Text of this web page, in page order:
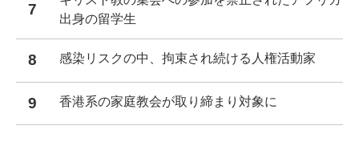
7
出身の留学生
8 感染リスクの中、拘束され続ける人権活動家
9 香港系の家庭教会が取り締まり対象に